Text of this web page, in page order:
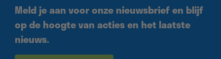
Meld je aan voor onze nieuwsbrief en blijf
op de hoogte van acties en het laatste
nieuws.